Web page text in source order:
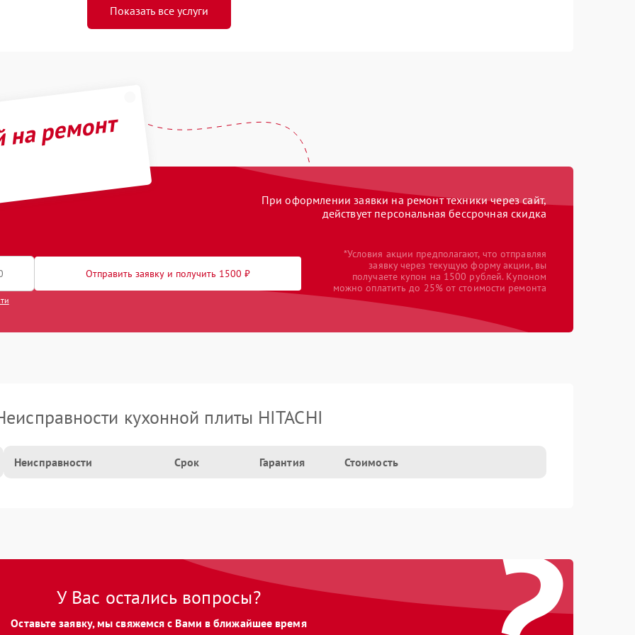
Показать все услуги
ремонт
При оформлении заявки на ремонт техники через сайт,
действует персональная бессрочная скидка
Отправить заявку и получить 1500 ₽
*Условия акции предполагают, что отправляя
заявку через текущую форму акции, вы
получаете купон на 1500 рублей. Купоном
можно оплатить до 25% от стоимости ремонта
кухонной плиты HITACHI
Неисправности Срок Гарантия Стоимость
У Вас остались вопросы?
Оставьте заявку, мы свяжемся с Вами в ближайшее время